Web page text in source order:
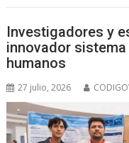
s
A
p
p
b
o
o
k
e
n
e
Investigadores y
innovador
humanos
27 julio, 2026